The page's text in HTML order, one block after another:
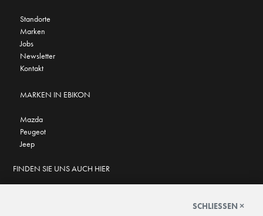
Standorte
Marken
Jobs
Newsletter
Kontakt
MARKEN IN EBIKON
Mazda
Peugeot
Jeep
FINDEN SIE UNS AUCH HIER
SCHLIESSEN ×